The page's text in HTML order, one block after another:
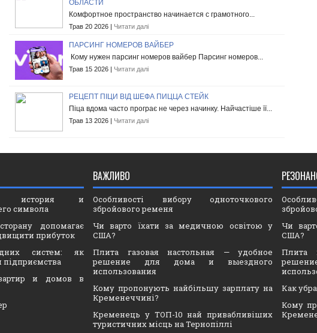
ОБЛАСТИ
Комфортное пространство начинается с грамотного...
Трав 20 2026 | Читати далі
ПАРСИНГ НОМЕРОВ ВАЙБЕР
Кому нужен парсинг номеров вайбер Парсинг номеров...
Трав 15 2026 | Читати далі
РЕЦЕПТ ПІЦИ ВІД ШЕФА ПИЦЦА СТЕЙК
Піца вдома часто програє не через начинку. Найчастіше її...
Трав 13 2026 | Читати далі
история и
символа
допомагає
прибуток
систем: як
підприємства
и домов в
ВАЖЛИВО
Особливості вибору одноточкового
збройового ременя
Чи варто їхати за медичною освітою у
США?
Плита газовая настольная — удобное
решение для дома и выездного
использования
Кому пропонують найбільшу зарплату на
Кременеччині?
Кременець у ТОП-10 най привабливіших
туристичних місць на Тернопіллі
Чи
США?
Плита
Как
Кому